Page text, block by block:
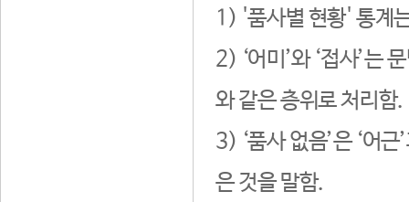
1) '품사별 현황' 통계
2) ‘어미’와 ‘접사’는
와 같은 층위로 처리함.
3) ‘품사 없음’은 ‘어
은 것을 말함.